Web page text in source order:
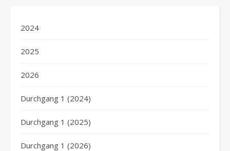
2024
2025
2026
Durchgang 1 (2024)
Durchgang 1 (2025)
Durchgang 1 (2026)